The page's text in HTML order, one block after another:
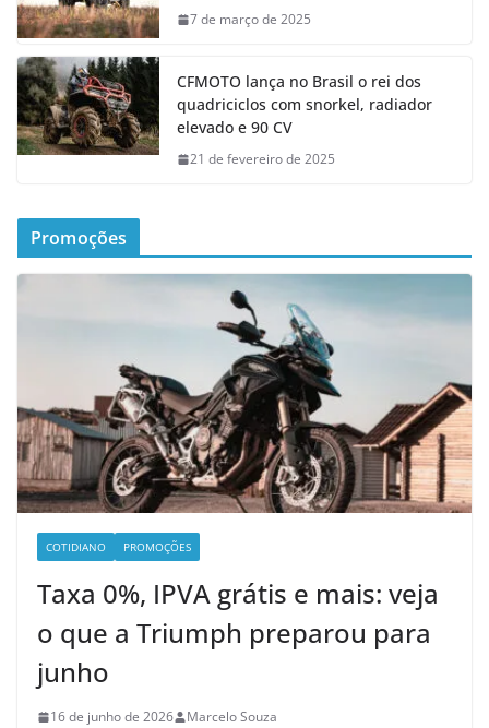
7 de março de 2025
CFMOTO lança no Brasil o rei dos
quadriciclos com snorkel, radiador
elevado e 90 CV
21 de fevereiro de 2025
Promoções
COTIDIANO PROMOÇÕES
Taxa 0%, IPVA grátis e mais: veja
o que a Triumph preparou para
junho
16 de junho de 2026 Marcelo Souza